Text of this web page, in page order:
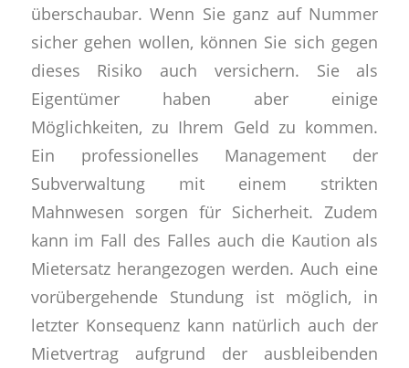
überschaubar. Wenn Sie ganz auf Nummer
sicher gehen wollen, können Sie sich gegen
dieses Risiko auch versichern. Sie als
Eigentümer haben aber einige
Möglichkeiten, zu Ihrem Geld zu kommen.
Ein professionelles Management der
Subverwaltung mit einem strikten
Mahnwesen sorgen für Sicherheit. Zudem
kann im Fall des Falles auch die Kaution als
Mietersatz herangezogen werden. Auch eine
vorübergehende Stundung ist möglich, in
letzter Konsequenz kann natürlich auch der
Mietvertrag aufgrund der ausbleibenden